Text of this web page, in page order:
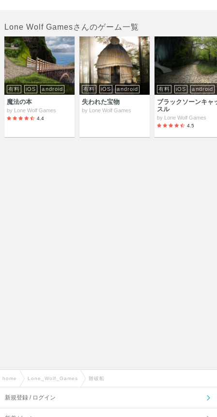
Lone Wolf Gamesさんのゲーム一覧
有料 iOS android
魔法の本
by Lone Wolf Games
4.4
有料 iOS android
失われた宝物
by Lone Wolf Games
有料 iOS android
ブラックソーンキャ
スル
by Lone Wolf Games
4.5
home › Lone_Wolf_Games › 難破船
新規登録 / ログイン